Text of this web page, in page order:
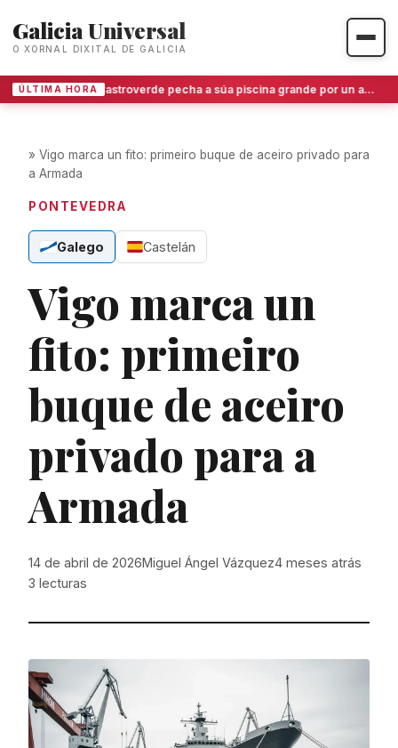
Galicia Universal
O XORNAL DIXITAL DE GALICIA
ÚLTIMA HORA Castroverde pecha a súa piscina grande por un acto de vandalismo que obriga a un custoso protocolo sanitario
» Vigo marca un fito: primeiro buque de aceiro privado para
a Armada
PONTEVEDRA
Galego Castelán
Vigo marca un
fito: primeiro
buque de aceiro
privado para a
Armada
14 de abril de 2026Miguel Ángel Vázquez4 meses atrás
3 lecturas